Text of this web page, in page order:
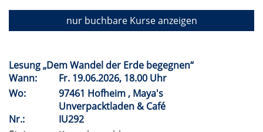
nur buchbareKurse anzeigen
Lesung „Dem Wandel der Erde begegnen“
Wann:
Fr. 19.06.2026, 18.00 Uhr
Wo:
97461 Hofheim , Maya's
Unverpacktladen & Café
Nr.:
IU292